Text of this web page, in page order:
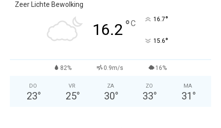
Zeer Lichte Bewolking
16.2 °C 16.7°
15.6°
82% 0.9m/s 16%
DO
23°
VR
25°
ZA
30°
ZO
33°
MA
31 °